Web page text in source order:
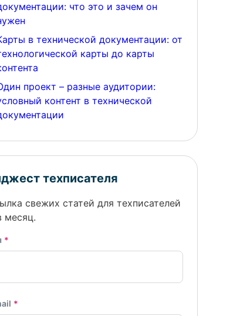
что это и зачем он
в технической документации: от
карты до карты
проект – разные аудитории:
контент в технической
техписателя
свежих статей для техписателей
месяц.
*
*